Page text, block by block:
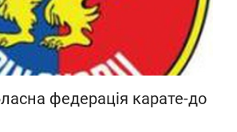
федерація карате-до